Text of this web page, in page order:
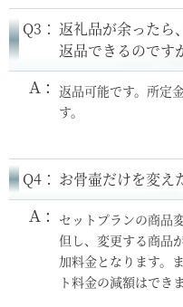
Q3： 返礼品が余ったら、
返品できるのです
返品可能です。所定
す。
Q4： お骨壷だけを変え
セットプランの商品
但し、変更する商品
加料金となります。
ト料金の減額はでき